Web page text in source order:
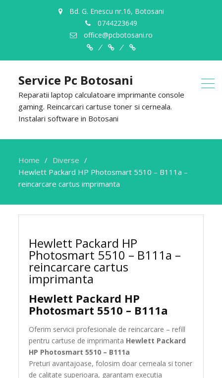
Bd. G. Enescu nr.16, Botosani
0744223649
office@pcbotosani.ro
Despre
Noi
ServiciiContact
Service Pc Botosani
Reparatii laptop calculatoare imprimante console
gaming. Reincarcari cartuse toner si cerneala.
Instalari software in Botosani
Home
Diverse
Hewlett Packard HP Photosmart 5510 – B111a –
reincarcare cartus imprimanta
Hewlett Packard HP
Photosmart 5510 – B111a –
reincarcare cartus
imprimanta
Hewlett Packard HP
Photosmart 5510 – B111a
Oferim servicii profesionale de reincarcare – refill
pentru cartuse de imprimanta Hewlett Packard
HP Photosmart 5510 – B111a
Preturi avantajoase, folosim doar cerneala si toner
de calitate superioara, garantam executia